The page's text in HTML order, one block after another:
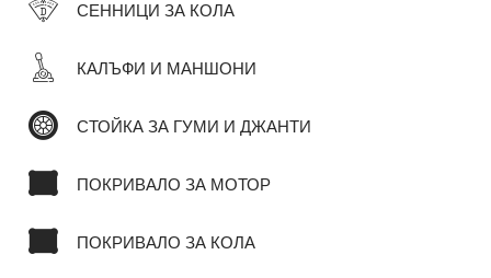
СЕННИЦИ ЗА КОЛА
КАЛЪФИ И МАНШОНИ
СТОЙКА ЗА ГУМИ И ДЖАНТИ
ПОКРИВАЛО ЗА МОТОР
ПОКРИВАЛО ЗА КОЛА